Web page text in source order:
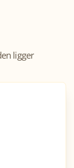
ligger